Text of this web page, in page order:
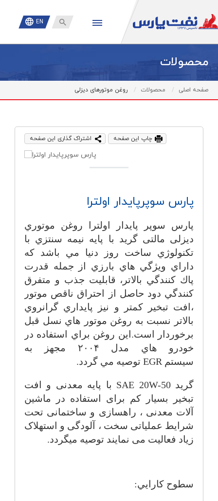
 EN
محصولات
صفحه اصلی محصولات روغن موتورهای دیزلی
اشتراک گذاری این صفحه چاپ این صفحه
پارس سوپرپایدار اولترا
پارس سوپر پايدار اولترا روغن موتوري
دیزلی مالتی گرید با پايه نيمه سنتزي با
تكنولوژي ساخت روز دنيا مي باشد كه
داراي ويژگي هاي بارزي از جمله قدرت
پاك كنندگي بالاتر، قابليت جذب و متفرق
كنندگي دود حاصل از احتراق ناقص موتور
،افت تبخير كمتر و نيز پايداري گرانروي
بالاتر نسبت به روغن موتور هاي نسل قبل
برخوردار است. اين روغن براي استفاده در
خودرو هاي مدل ۲۰۰۴ مجهز به
سيستم EGR توصيه مي گردد.
گرید SAE 20W-50 با پایه معدنی و افت
تبخیر بسیار کم برای استفاده در ماشین
آلات معدنی ، راهسازی و ساختمانی تحت
شرایط عملیاتی سخت ، آلودگی و استهلاک
زیاد فعالیت می نمایند توصیه میگردد.
سطوح كارايي: